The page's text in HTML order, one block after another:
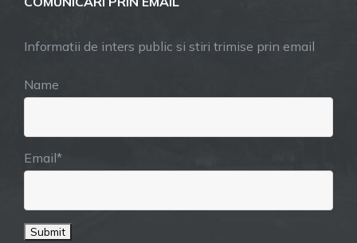
Informatii de inters public si stiri trimise prin email
Name
Email*